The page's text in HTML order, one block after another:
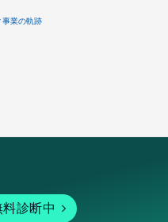
事業の軌跡
料診断中